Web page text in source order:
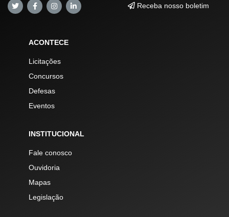
Receba nosso boletim
ACONTECE
Licitações
Concursos
Defesas
Eventos
INSTITUCIONAL
Fale conosco
Ouvidoria
Mapas
Legislação